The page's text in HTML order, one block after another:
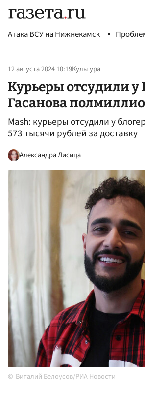
Атака ВСУ на Нижнекамск
12 августа 2024 10:19Культура
Курьеры отсудили у
Гасанова
Mash: курьеры отсудили у
573 тысячи рублей за доставку
Александра Лисица
Виталий Белоусов/РИА Новости